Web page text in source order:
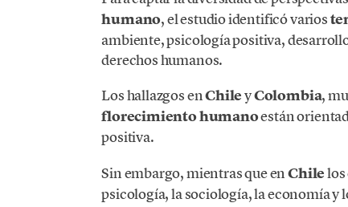
humano, el estudio identificó varios
ambiente, psicología positiva,
derechos humanos.
Los hallazgos enChileyColombia,
florecimiento humanoestán
positiva.
Sin embargo, mientras que enChilelos
psicología, la sociología, la economía y